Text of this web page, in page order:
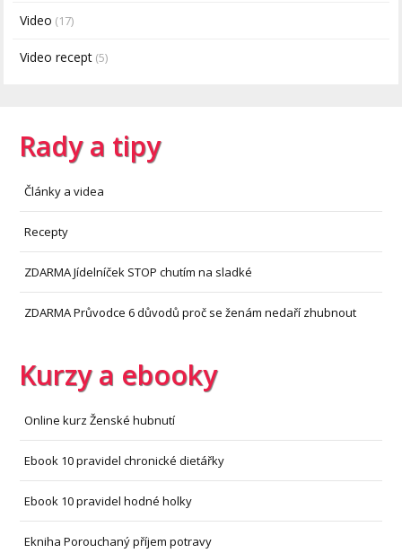
Video (17)
Video recept (5)
Rady a tipy
Články a videa
Recepty
ZDARMA Jídelníček STOP chutím na sladké
ZDARMA Průvodce 6 důvodů proč se ženám nedaří zhubnout
Kurzy a ebooky
Online kurz Ženské hubnutí
Ebook 10 pravidel chronické dietářky
Ebook 10 pravidel hodné holky
Ekniha Porouchaný příjem potravy